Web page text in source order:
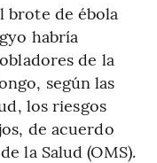
brote de ébola
habría
de la
según las
los riesgos
de acuerdo
la Salud (OMS).